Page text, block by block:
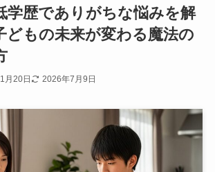
学歴でありがちな悩みを解
どもの未来が変わる魔法の
月20日 2026年7月9日